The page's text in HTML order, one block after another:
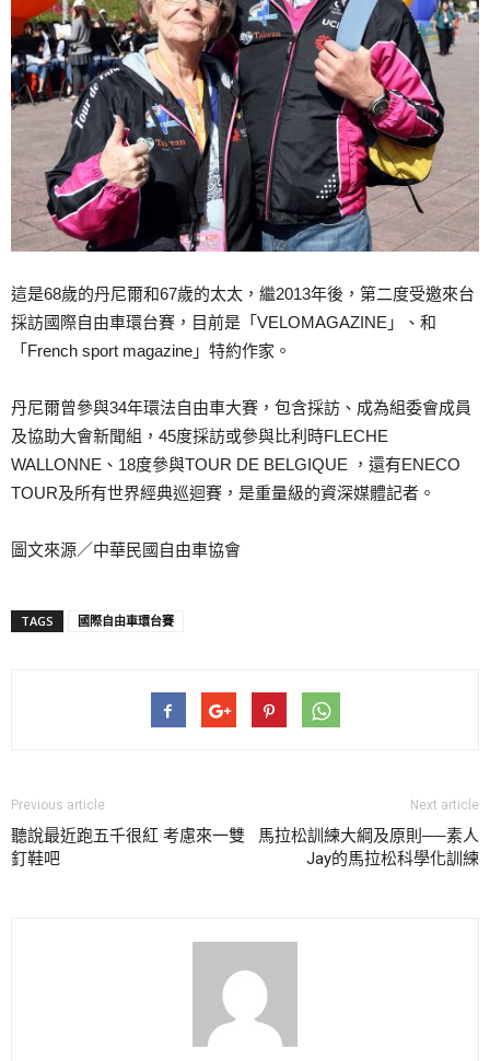
這是68歲的丹尼爾和67歲的太太，繼2013年後，第二度受邀來台
採訪國際自由車環台賽，目前是「 VELOMAGAZINE 」、和
「 French sport magazine 」特約作家。
丹尼爾曾參與34年環法自由車大賽，包含採訪、成為組委會成員
及協助大會新聞組，45度採訪或參與比利時FLECHE
WALLONNE、18度參與TOUR DE BELGIQUE ，還有ENECO
TOUR及所有世界經典巡迴賽，是重量級的資深媒體記者。
圖文來源／中華民國自由車協會
TAGS 國際自由車環台賽
Previous article
聽說最近跑五千很紅 考慮來一雙
釘鞋吧
Next article
馬拉松訓練大綱及原則──素人
Jay的馬拉松科學化訓練